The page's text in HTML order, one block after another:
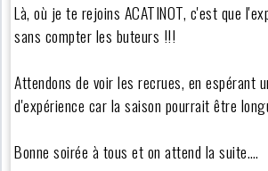
Là, où je te rejoins ACATINOT, c'est que
sans compter les buteurs !!!
Attendons de voir les recrues, en espérant
d'expérience car la saison pourrait être
Bonne soirée à tous et on attend la suite….